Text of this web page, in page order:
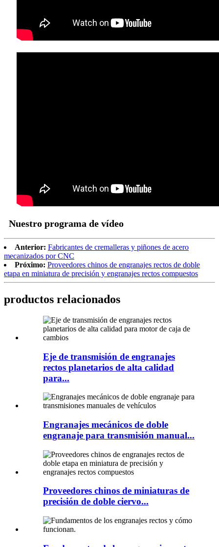
Nuestro programa de vídeo
Anterior: Fabricantes de cremalleras y piñones de acero
mecanizados por CNC
Próximo: Proveedores chinos de engranajes rectos de doble
etapa en miniatura de precisión y engranajes rectos compuestos
productos relacionados
Eje de transmisión de engranajes
rectos planetarios de alta calidad
para...
Engranajes mecánicos de doble
engranaje para transmisión manual...
Proveedores chinos de miniaturas de
precisión de doble ciervo...